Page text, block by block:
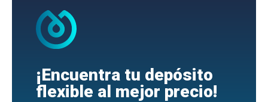
¡Encuentra tu depósito
flexible al mejor precio!